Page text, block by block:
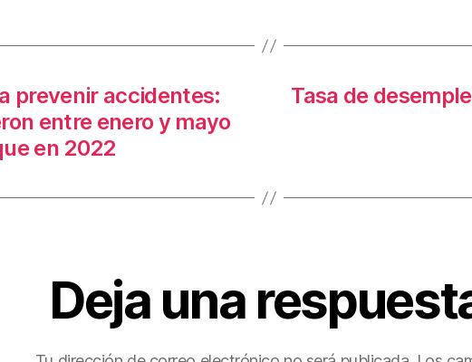
o
prevenir accidentes:
entre enero y mayo
en 2022
Tasa de
Deja una